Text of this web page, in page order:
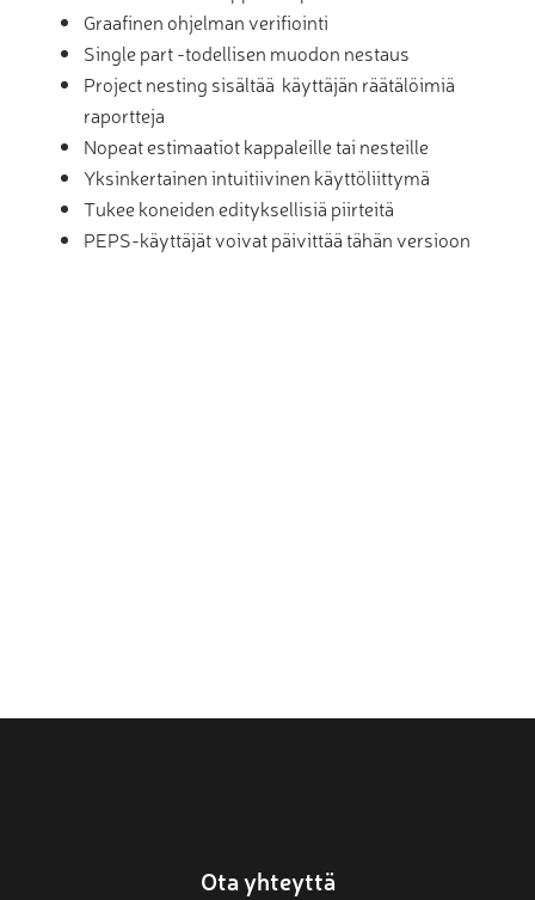
Graafinen ohjelman verifiointi
Single part -todellisen muodon nestaus
Project nesting sisältää käyttäjän räätälöimiä
raportteja
Nopeat estimaatiot kappaleille tai nesteille
Yksinkertainen intuitiivinen käyttöliittymä
Tukee koneiden edityksellisiä piirteitä
PEPS-käyttäjät voivat päivittää tähän versioon
Ota yhteyttä